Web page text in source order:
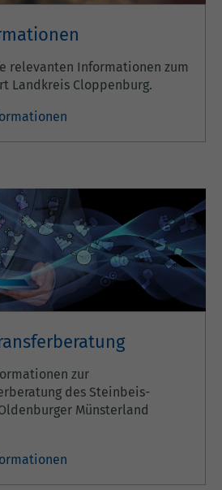
relevanten Informationen zum
Landkreis Cloppenburg.
zur
des Steinbeis-
Münsterland